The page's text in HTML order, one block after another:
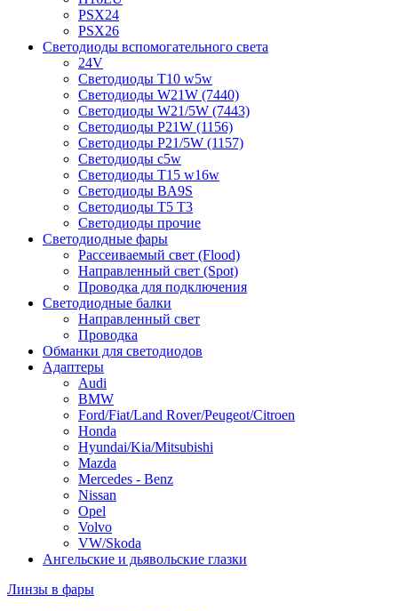
PSX24
PSX26
Светодиоды вспомогательного света
24V
Светодиоды T10 w5w
Светодиоды W21W (7440)
Светодиоды W21/5W (7443)
Светодиоды P21W (1156)
Светодиоды P21/5W (1157)
Светодиоды c5w
Светодиоды T15 w16w
Светодиоды BA9S
Светодиоды T5 T3
Светодиоды прочие
Светодиодные фары
Рассеиваемый свет (Flood)
Направленный свет (Spot)
Проводка для подключения
Светодиодные балки
Направленный свет
Проводка
Обманки для светодиодов
Адаптеры
Audi
BMW
Ford/Fiat/Land Rover/Peugeot/Citroen
Honda
Hyundai/Kia/Mitsubishi
Mazda
Mercedes - Benz
Nissan
Opel
Volvo
VW/Skoda
Ангельские и дьявольские глазки
Линзы в фары